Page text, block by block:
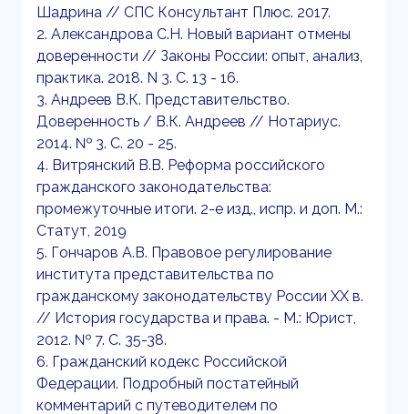
Шадрина // СПС Консультант Плюс. 2017.
2. Александрова С.Н. Новый вариант отмены
доверенности // Законы России: опыт, анализ,
практика. 2018. N 3. С. 13 - 16.
3. Андреев В.К. Представительство.
Доверенность / В.К. Андреев // Нотариус.
2014. № 3. С. 20 - 25.
4. Витрянский В.В. Реформа российского
гражданского законодательства:
промежуточные итоги. 2-е изд., испр. и доп. М.:
Статут, 2019
5. Гончаров А.В. Правовое регулирование
института представительства по
гражданскому законодательству России XX в.
// История государства и права. - М.: Юрист,
2012. № 7. С. 35-38.
6. Гражданский кодекс Российской
Федерации. Подробный постатейный
комментарий с путеводителем по